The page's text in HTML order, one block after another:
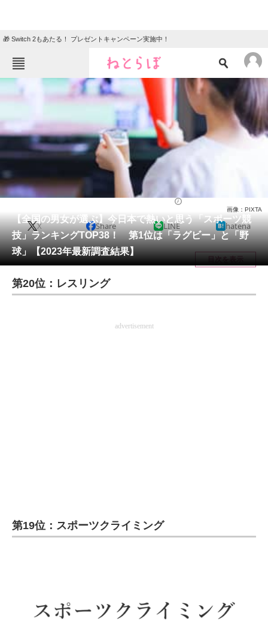
🎁 Switch 2もあたる！ プレゼントキャンペーン実施中！
ねとらぼメニュー
ニュース
エンタメ クイズ
地域
住まい 教育・育児
リサーチ
会員記事
メディア
注目記事を集めた総合ページ
ITの今と未来を見通す
ITエンジニア向け専門サイト
製造業のIT導入・活用を支援
【全国の男女が選ぶ】今日本で熱いと思う「スポーツ競
技」ランキングTOP38！ 第1位は「ラグビー」と「野
球」【2023年最新調査結果】
画像：PIXTA
X Share LINE hatena
目次を表示
第20位：レスリング
advertisement
第19位：スポーツクライミング